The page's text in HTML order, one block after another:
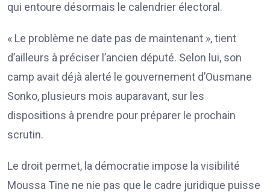
qui entoure désormais le calendrier électoral.
« Le problème ne date pas de maintenant », tient
d’ailleurs à préciser l’ancien député. Selon lui, son
camp avait déjà alerté le gouvernement d’Ousmane
Sonko, plusieurs mois auparavant, sur les
dispositions à prendre pour préparer le prochain
scrutin.
Le droit permet, la démocratie impose la visibilité
Moussa Tine ne nie pas que le cadre juridique puisse